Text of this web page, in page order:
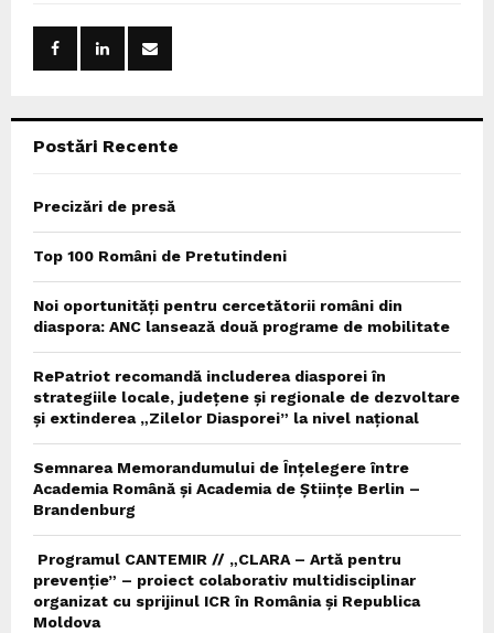
Postări Recente
Precizări de presă
Top 100 Români de Pretutindeni
Noi oportunități pentru cercetătorii români din
diaspora: ANC lansează două programe de mobilitate
RePatriot recomandă includerea diasporei în
strategiile locale, județene și regionale de dezvoltare
și extinderea „Zilelor Diasporei” la nivel național
Semnarea Memorandumului de Înțelegere între
Academia Română și Academia de Științe Berlin –
Brandenburg
Programul CANTEMIR // „CLARA – Artă pentru
prevenție” – proiect colaborativ multidisciplinar
organizat cu sprijinul ICR în România și Republica
Moldova